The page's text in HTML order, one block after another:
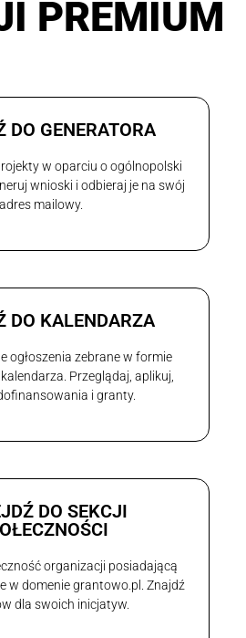
PREMIUM
DO GENERATORA
w oparciu o ogólnopolski
wnioski i odbieraj je na swój
adres mailowy.
DO KALENDARZA
ogłoszenia zebrane w formie
Przeglądaj, aplikuj,
i granty.
DO SEKCJI
organizacji posiadającą
w domenie grantowo.pl. Znajdź
dla swoich inicjatyw.